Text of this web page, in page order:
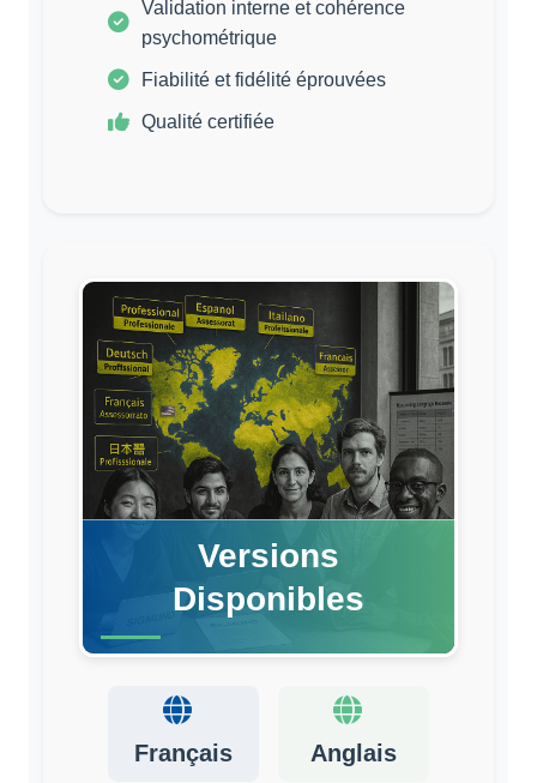
Validation interne et cohérence
psychométrique
Fiabilité et fidélité éprouvées
Qualité certifiée
Versions
Disponibles
Français Anglais